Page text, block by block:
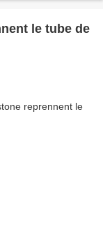
le tube de